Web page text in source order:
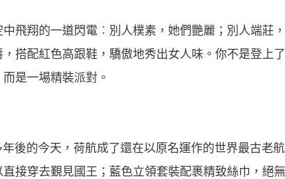
飛翔的一道閃電︰別人樸素，她們艷麗；別人端莊
搭配紅色高跟鞋，驕傲地秀出女人味。你不是登上
而是一場精裝派對 。
後的今天，荷航成了還在以原名運作的世界最古老
直接穿去覲見國王；藍色立領套裝配裹精致絲巾，絕